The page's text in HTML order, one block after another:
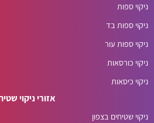
ניקוי ספות
ניקוי ספות בד
ניקוי ספות עור
ניקוי כורסאות
ניקוי כיסאות
אזורי ניקוי
ניקוי שטיחים בצפון